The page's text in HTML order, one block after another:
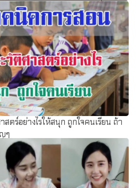
เก่ง โดยไม่ต้องเรียนพิเศษ เพื่อ
านที่นี่!
ตร์อย่างไรให้สนุก ถูกใจคนเรียน ถ้า
ๆ